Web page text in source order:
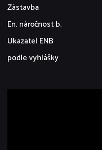
Zástavba
En. náročnost b.
Ukazatel ENB
podle vyhlášky